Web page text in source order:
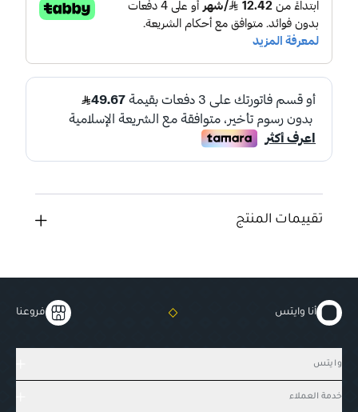
تقييمات المنتج
أنا وايتس فروعنا
وايتس
خدمة العملاء